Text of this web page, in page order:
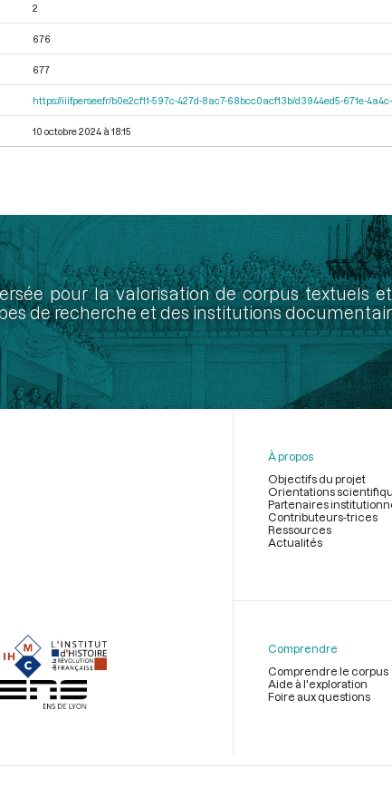
2
676
677
https://iiif.persee.fr/b0e2cf11-597c-427d-8ac7-68bcc0acf13b/d3944ed5-671e-
10 octobre 2024 à 18:15
pour la valorisation de corpus textuels
de recherche et des institutions
page
À propos
Objectifs du projet
Orientations
Partenaires
Contributeurs-trices
Ressources
Actualités
Comprendre
Comprendre le corpus
Aide à l'exploration
Foire aux questions